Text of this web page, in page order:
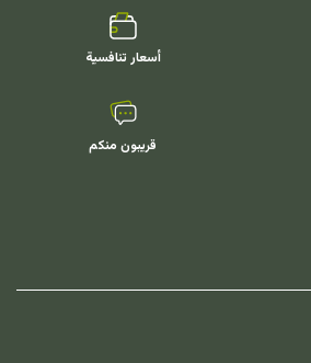
أسعار تنافسية
قريبون منكم